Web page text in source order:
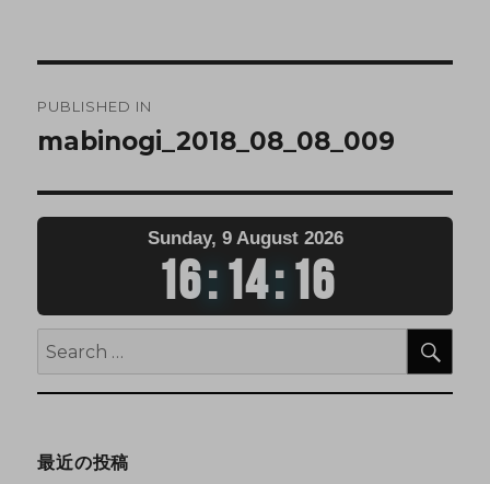
PUBLISHED IN
mabinogi_2018_08_08_009
Sunday, 9 August 2026
16:14:16
最近の投稿